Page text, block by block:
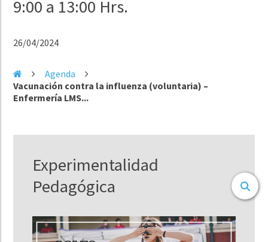
9:00 a 13:00 Hrs.
26/04/2024
Agenda
Vacunación contra la influenza (voluntaria) –
Enfermería LMS...
Experimentalidad
Pedagógica